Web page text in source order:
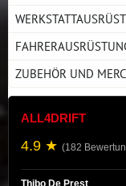
ZUBEHÖR UND
ALL4DRIFT
4.9 ★ (182
Thibo De Prest